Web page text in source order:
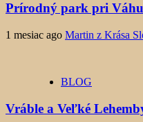
Prírodný park pri Váhu
1 mesiac ago Martin z Krása
BLOG
Vráble a Veľké